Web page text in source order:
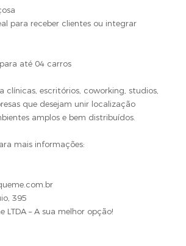
para receber clientes ou integrar
até 04 carros
clínicas, escritórios, coworking, studios,
que desejam unir localização
amplos e bem distribuídos.
mais informações:
395
LTDA – A sua melhor opção!